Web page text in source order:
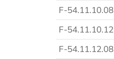
F-54.11.10.08
F-54.11.10.12
F-54.11.12.08